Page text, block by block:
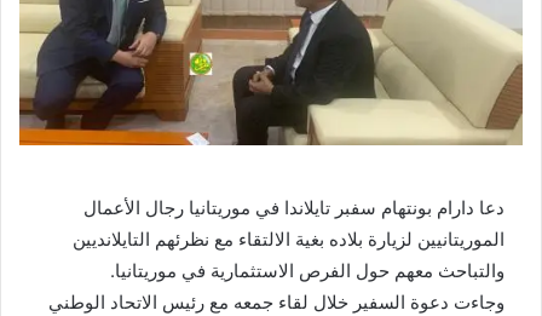
دعا دارام بونتهام سفبر تايلاندا في موريتانيا رجال الأعمال
الموريتانيين لزيارة بلاده بغية الالتقاء مع نظرئهم التايلانديين
والتباحث معهم حول الفرص الاستثمارية في موريتانيا.
وجاءت دعوة السفير خلال لقاء جمعه مع رئيس الاتحاد الوطني